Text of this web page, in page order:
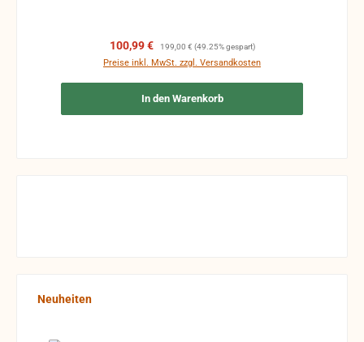
Verkaufspreis:
100,99 € Regulärer Preis:
199,00 € (49.25% gespart)
Preise inkl. MwSt. zzgl. Versandkosten
In den Warenkorb
Produktgalerie überspringen
Neuheiten